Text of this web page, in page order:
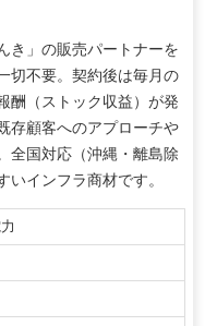
き」の販売パートナーを
切不要。契約後は毎月の
酬（ストック収益）が発
存顧客へのアプローチや
全国対応（沖縄・離島除
いインフラ商材です。